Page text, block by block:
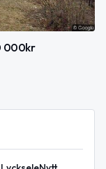
000kr